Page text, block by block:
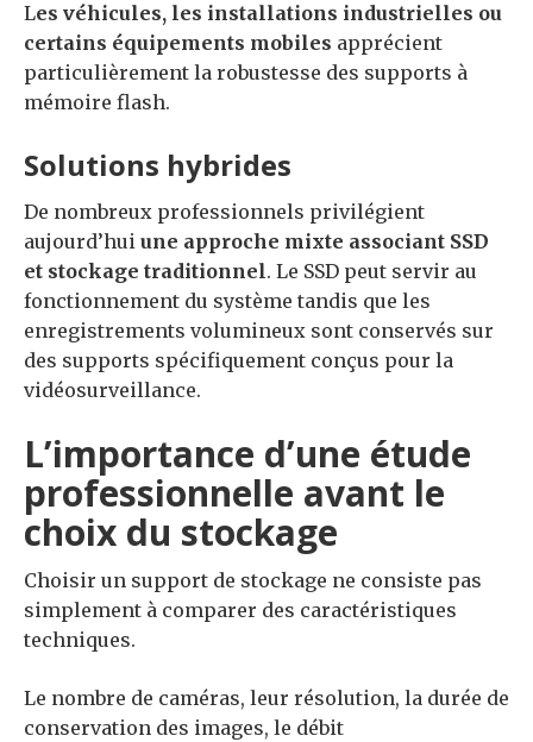
Les véhicules, les installations industrielles ou
certains équipements mobiles apprécient
particulièrement la robustesse des supports à
mémoire flash.
Solutions hybrides
De nombreux professionnels privilégient
aujourd’hui une approche mixte associant SSD
et stockage traditionnel. Le SSD peut servir au
fonctionnement du système tandis que les
enregistrements volumineux sont conservés sur
des supports spécifiquement conçus pour la
vidéosurveillance.
L’importance d’une étude
professionnelle avant le
choix du stockage
Choisir un support de stockage ne consiste pas
simplement à comparer des caractéristiques
techniques.
Le nombre de caméras, leur résolution, la durée de
conservation des images, le débit